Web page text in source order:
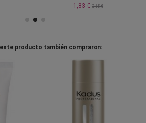
1,83 € 3,65 €
producto también compraron: